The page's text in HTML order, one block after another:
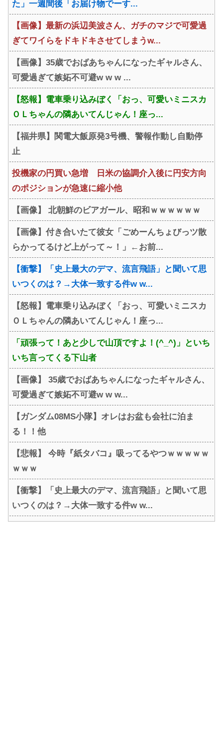
た」一週間後「お届け物でーす...
【画像】最新の浜辺美波さん、ガチのマジで可愛過
ぎてワイらをドキドキさせてしまうw...
【画像】35歳でおばあちゃんになったギャルさん、
可愛過ぎて嫉妬不可避w w w ...
【怒報】電車乗り込みぼく「おっ、可愛いミニスカ
ＯＬちゃんの隣あいてんじゃん！座っ...
【福井県】関電大飯原発3号機、警報作動し自動停
止
投機家の円買い急増 日米の協調介入後に円安方向
のポジションが急速に縮小他
【画像】 北朝鮮のビアガール、昭和ｗｗｗｗｗｗ
【画像】付き合いたて彼女「ごめーんちょびっツ散
らかってるけど上がって～！」←お前...
【衝撃】「史上最大のデマ、流言飛語」と聞いて思
いつくのは？→大体一致する件w w...
【怒報】電車乗り込みぼく「おっ、可愛いミニスカ
ＯＬちゃんの隣あいてんじゃん！座っ...
「頑張って！あと少しで山頂ですよ！(^_^)」といち
いち言ってくる下山者
【画像】 35歳でおばあちゃんになったギャルさん、
可愛過ぎて嫉妬不可避w w w...
【ガンダム08MS小隊】オレはお盆も会社に泊ま
る！！他
【悲報】 今時『紙タバコ』吸ってるやつｗｗｗｗｗ
ｗｗｗ
【衝撃】「史上最大のデマ、流言飛語」と聞いて思
いつくのは？→大体一致する件w w...